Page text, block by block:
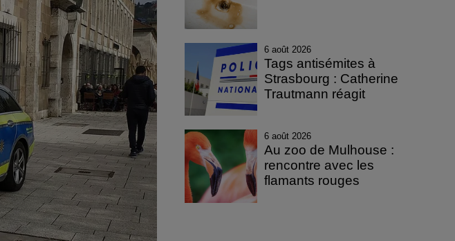
6 août 2026
Tags antisémites à
Strasbourg : Catherine
Trautmann réagit
6 août 2026
Au zoo de Mulhouse :
rencontre avec les
flamants rouges